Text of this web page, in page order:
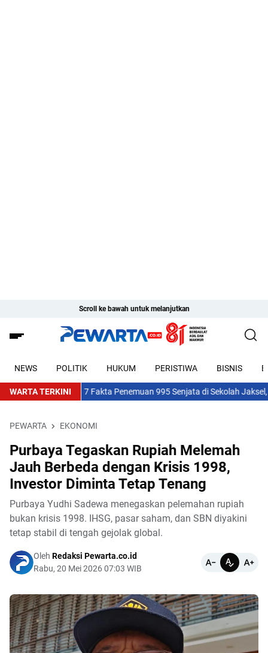
Scroll ke bawah untuk melanjutkan
NEWS POLITIK HUKUM PERISTIWA BISNIS
WARTA TERKINI7 Fakta Penemuan 995 Senjata di Sekolah Jaksel,
PEWARTA EKONOMI
Purbaya Tegaskan Rupiah Melemah
Jauh Berbeda dengan Krisis 1998,
Investor Diminta Tetap Tenang
Purbaya Yudhi Sadewa menegaskan pelemahan rupiah
bukan krisis 1998. IHSG, pasar saham, dan SBN diyakini
tetap stabil di tengah gejolak global.
Oleh Redaksi Pewarta.co.id
Rabu, 20 Mei 2026 07:03 WIB